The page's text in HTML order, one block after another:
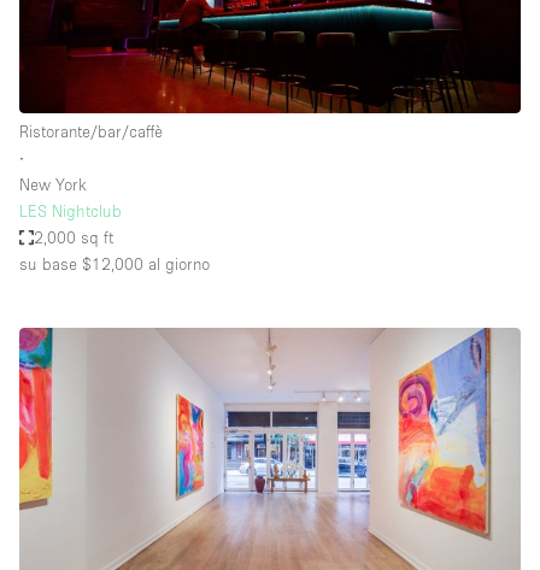
Ristorante/bar/caffè
∙
New York
LES Nightclub
2,000 sq ft
su base $12,000 al giorno